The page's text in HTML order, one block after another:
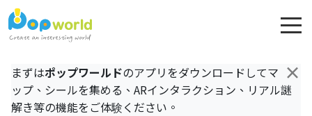
×
まずはポップワールドのアプリをダウンロードしてマ
ップ、シールを集める、ARインタラクション、リアル謎
解き等の機能をご体験ください。